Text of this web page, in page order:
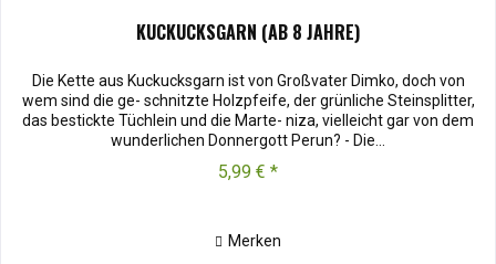
KUCKUCKSGARN (AB 8 JAHRE)
Die Kette aus Kuckucksgarn ist von Großvater Dimko, doch von
wem sind die ge- schnitzte Holzpfeife, der grünliche Steinsplitter,
das bestickte Tüchlein und die Marte- niza, vielleicht gar von dem
wunderlichen Donnergott Perun? - Die...
5,99 € *
Merken